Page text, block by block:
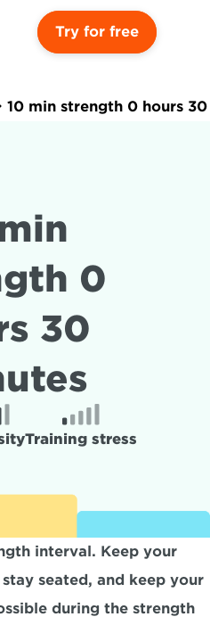
Try for free
10 min strength 0 hours
0
30
Training stress
interval. Keep your
seated, and keep your
during the strength